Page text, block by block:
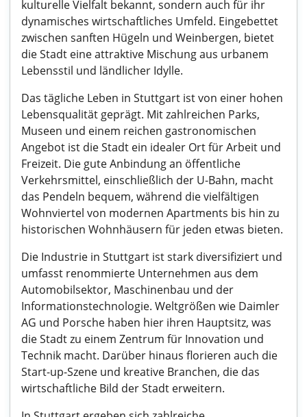
kulturelle Vielfalt bekannt, sondern auch für ihr
dynamisches wirtschaftliches Umfeld. Eingebettet
zwischen sanften Hügeln und Weinbergen, bietet
die Stadt eine attraktive Mischung aus urbanem
Lebensstil und ländlicher Idylle.
Das tägliche Leben in Stuttgart ist von einer hohen
Lebensqualität geprägt. Mit zahlreichen Parks,
Museen und einem reichen gastronomischen
Angebot ist die Stadt ein idealer Ort für Arbeit und
Freizeit. Die gute Anbindung an öffentliche
Verkehrsmittel, einschließlich der U-Bahn, macht
das Pendeln bequem, während die vielfältigen
Wohnviertel von modernen Apartments bis hin zu
historischen Wohnhäusern für jeden etwas bieten.
Die Industrie in Stuttgart ist stark diversifiziert und
umfasst renommierte Unternehmen aus dem
Automobilsektor, Maschinenbau und der
Informationstechnologie. Weltgrößen wie Daimler
AG und Porsche haben hier ihren Hauptsitz, was
die Stadt zu einem Zentrum für Innovation und
Technik macht. Darüber hinaus florieren auch die
Start-up-Szene und kreative Branchen, die das
wirtschaftliche Bild der Stadt erweitern.